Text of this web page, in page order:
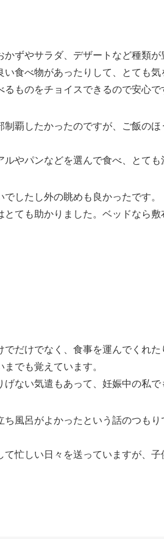
ずやサラダ、デザートなど種類が
食べ物があったりして、とても気
ものをチョイスできるので安心で
覇したかったのですが、ご飯の
やパンなどを選んで食べ、とても
したし外の眺めも良かったです。
とても助かりました。ベッドなら
でだけでなく、食事を運んでくれ
でも覚えています。
ない気遣もあって、妊娠中の私で
風呂がよかったという話のつも
て忙しい日々を送っていますが、